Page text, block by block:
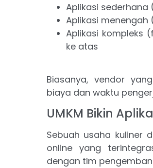
Aplikasi sederhana
Aplikasi menengah
Aplikasi kompleks
ke atas
Biasanya, vendor
biaya dan waktu
UMKM Bikin
Sebuah usaha kuliner
online yang
dengan tim